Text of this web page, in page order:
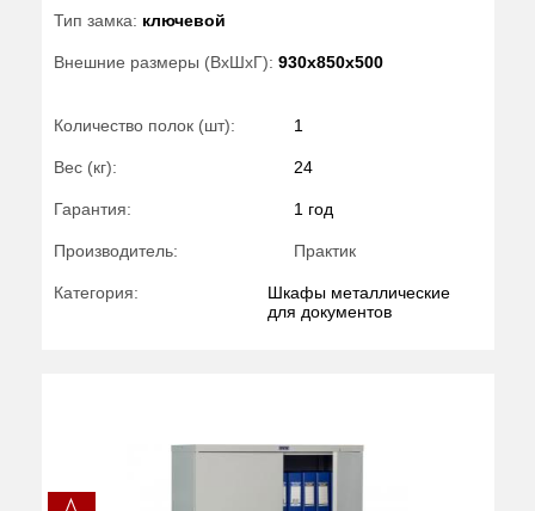
Тип замка: ключевой
Внешние размеры (ВхШхГ): 930x850x500
Количество полок (шт): 1
Вес (кг): 24
Гарантия: 1 год
Производитель: Практик
Категория:
Шкафы металлические
для документов